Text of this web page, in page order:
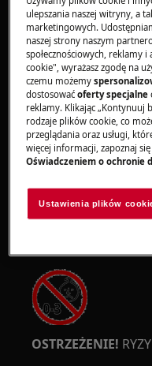
OSTRZEŻENIE!
Załóż rękawice
konserwacyjne lub
OSTRZEŻENIE!
ulepszania naszej witryny, a
marketingowych.
naszej strony naszym
społecznościowych, reklamy
cookie", wyrażasz zgodę na
czemu możemy
dostosowaćoferty specjalne
reklamy. Klikając „Kontynuuj
rodzaje plików cookie, co
przeglądania oraz usługi,
więcej informacji, zapoznaj
Oświadczeniem o ochronie
Ustawienia plików